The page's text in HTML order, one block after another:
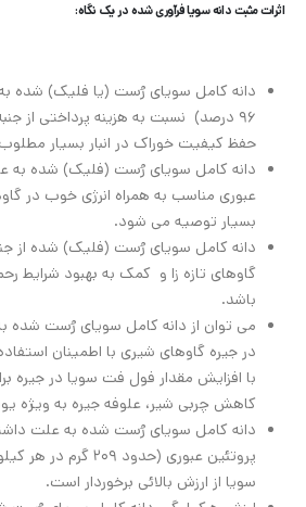
اثرات مثبت دانه سویا فرآوری شده در یک نگاه:
دانه کامل سویای رُست (یا فلیک) شده
96 درصد) نسبت به هزینه پرداختی از
حفظ کیفیت خوراک در انبار بسیار
دانه کامل سویای رُست (فلیک) شده به
عبوری مناسب به همراه انرژی خوب در
بسیار توصیه می شود.
دانه کامل سویای رُست (فلیک) شده از
گاوهای تازه زا و کمک به بهبود شرایط
باشد.
در جیره گاوهای شیری با اطمینان
با افزایش مقدار فول فت سویا در جیره
کاهش چربی شیر، علوفه جیره به ویژه
دانه کامل سویای رُست شده به علت
پروتئین عبوری (حدود
سویا از ارزش بالائی برخوردار است.